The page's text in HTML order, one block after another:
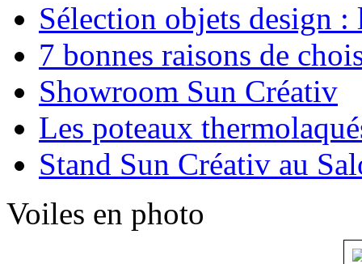
Sélection objets design :
7 bonnes raisons de
Showroom Sun Créativ
Les poteaux
Stand Sun Créativ au
Voiles en photo